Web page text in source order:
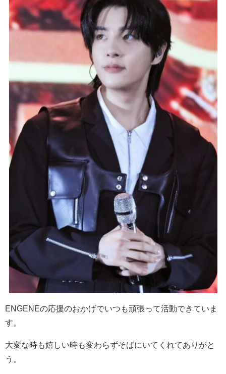
ENGENEの応援のおかげでいつも頑張って活動できていま
す。
大変な時も嬉しい時も変わらずそばにいてくれてありがと
う。